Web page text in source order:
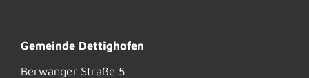
Gemeinde Dettighofen
Berwanger Straße 5